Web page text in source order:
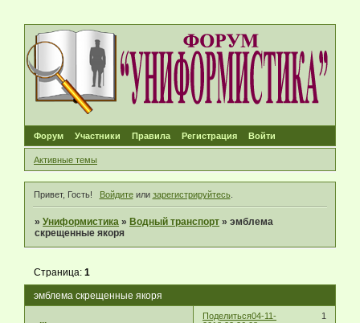
Форум Участники Правила Регистрация Войти
Активные темы
Привет, Гость! Войдитеили зарегистрируйтесь.
»Униформистика » Водный транспорт »эмблема
скрещенные якоря
эмблема скрещенные якоря
Страница:1
Поделиться 1
04-11-